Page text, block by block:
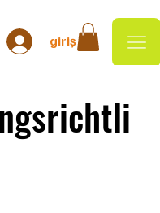
giriş